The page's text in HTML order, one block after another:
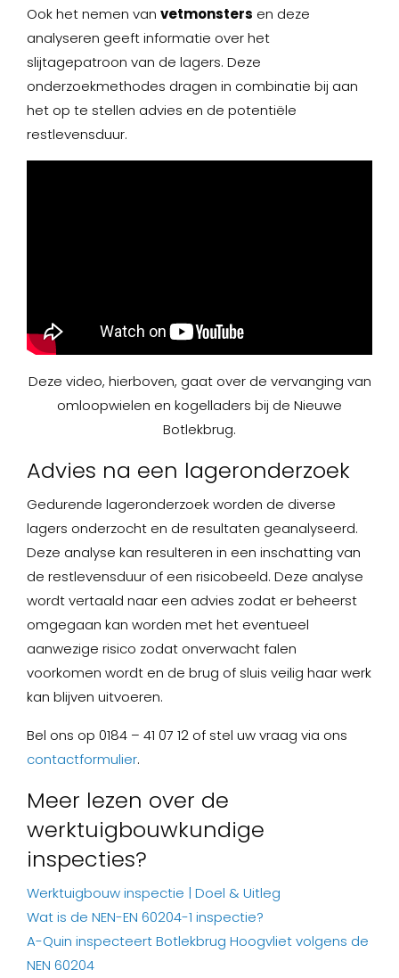
Ook het nemen van vetmonsters en deze
analyseren geeft informatie over het
slijtagepatroon van de lagers. Deze
onderzoekmethodes dragen in combinatie bij aan
het op te stellen advies en de potentiële
restlevensduur.
Deze video, hierboven, gaat over de vervanging van
omloopwielen en kogelladers bij de Nieuwe
Botlekbrug.
Advies na een lageronderzoek
Gedurende lageronderzoek worden de diverse
lagers onderzocht en de resultaten geanalyseerd.
Deze analyse kan resulteren in een inschatting van
de restlevensduur of een risicobeeld. Deze analyse
wordt vertaald naar een advies zodat er beheerst
omgegaan kan worden met het eventueel
aanwezige risico zodat onverwacht falen
voorkomen wordt en de brug of sluis veilig haar werk
kan blijven uitvoeren.
Bel ons op 0184 – 41 07 12 of stel uw vraag via ons
contactformulier.
Meer lezen over de
werktuigbouwkundige
inspecties?
Werktuigbouw inspectie | Doel & Uitleg
Wat is de NEN-EN 60204-1 inspectie?
A-Quin inspecteert Botlekbrug Hoogvliet volgens de
NEN 60204